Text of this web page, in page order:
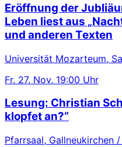
Eröffnung der
Leben liest aus
und anderen Texten
Universität Mozarteum,
Fr. 27. Nov. 19:00 Uhr
Lesung: Christian
klopfet an?“
Pfarrsaal, Gallneukirchen